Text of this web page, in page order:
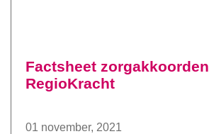
Factsheet zorgakkoorden
RegioKracht
01 november, 2021